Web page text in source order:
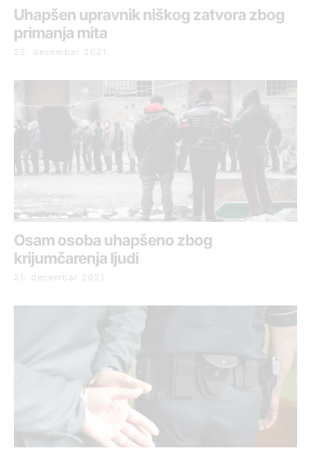
Uhapšen upravnik niškog zatvora zbog
primanja mita
22. decembar 2021.
Osam osoba uhapšeno zbog
krijumčarenja ljudi
21. decembar 2021.